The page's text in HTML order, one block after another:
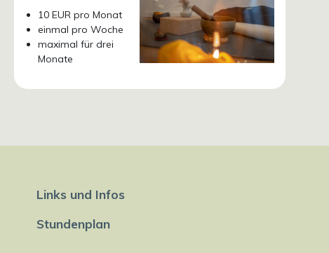
10 EUR pro Monat
einmal pro Woche
maximal für drei
Monate
Links und Infos
Stundenplan